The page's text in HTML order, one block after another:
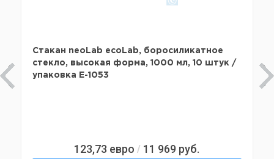
Стакан neoLab ecoLab, боросиликатное
стекло, высокая форма, 1000 мл, 10 штук /
упаковка E-1053
123,73 евро / 11 969 руб.